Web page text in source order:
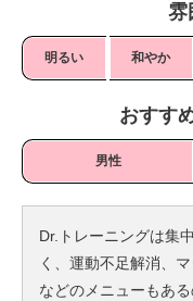
雰
明るい 和やか
おすす
男性
Dr.トレーニングは集
く、運動不足解消、
などのメニューもあ